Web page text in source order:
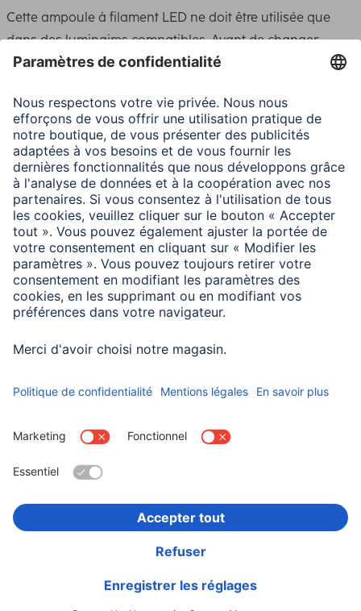
Cette ampoule à filament LED ne doit être utilisée que
dans des luminaires compatibles. Avant de changer
l’ampoule, attendre le refroidissement complet et
ampoules endommagées. Aucune responsabilité ne sera
acceptée en cas d’utilisation incorrecte. Cette ampoule à
filament LED est conçue pour un fonctionnement dans
des luminaires ouverts. L’échauffement de l’ampoule en
fonctionnement peut ainsi être dissipé dans l’air ambiant.
La durée de vie prévue est calculée sur la base de ce
mode de fonctionnement. Les ampoules à filament LED
peuvent évidemment aussi être utilisées dans des
luminaires fermés, mais elles sont alors moins bien
refroidies et durent moins longtemps. Sans variateur !
Informations institutionnelles
Confidentialité et Securité
Déclaration d'accessibilité
Rappels récents